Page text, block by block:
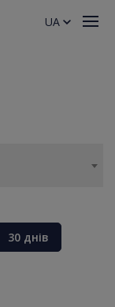
30 днів
UA